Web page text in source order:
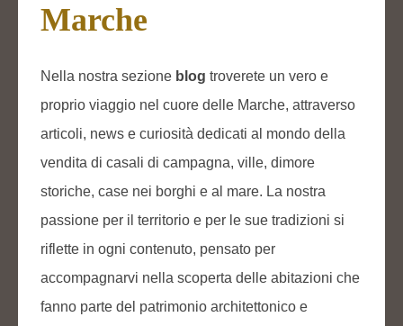
Marche
Nella nostra sezione blog troverete un vero e
proprio viaggio nel cuore delle Marche, attraverso
articoli, news e curiosità dedicati al mondo della
vendita di casali di campagna, ville, dimore
storiche, case nei borghi e al mare. La nostra
passione per il territorio e per le sue tradizioni si
riflette in ogni contenuto, pensato per
accompagnarvi nella scoperta delle abitazioni che
fanno parte del patrimonio architettonico e